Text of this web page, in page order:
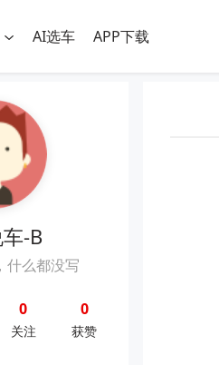
AI选车 APP下载
-B
什么都没写
0
关注
0
获赞